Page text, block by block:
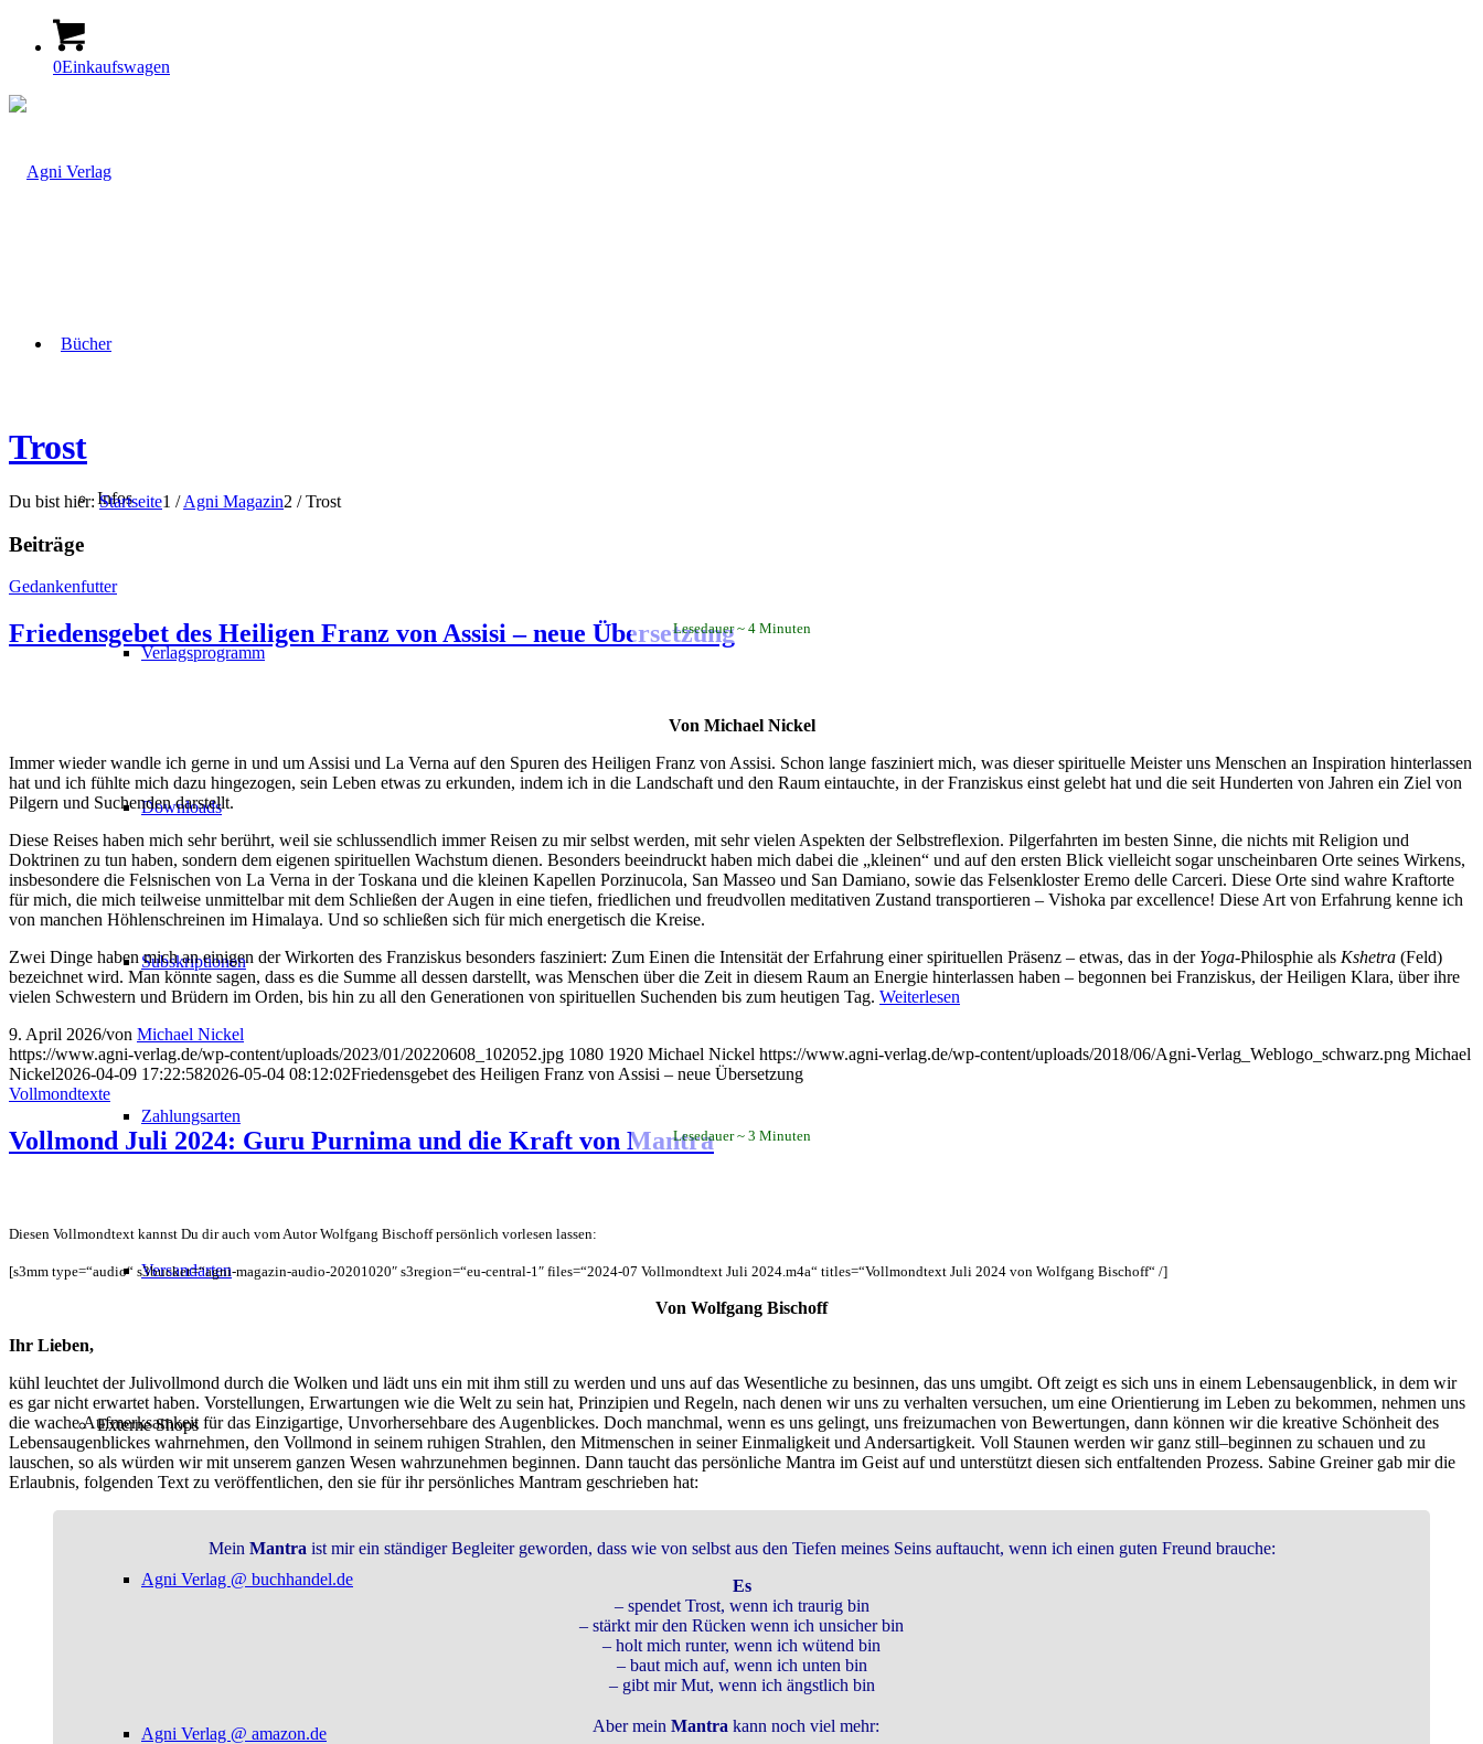
0Einkaufswagen
Bücher
Infos
Verlagsprogramm
Downloads
Subskriptionen
Zahlungsarten
Versandarten
Externe Shops
Agni Verlag @ buchhandel.de
Agni Verlag @ amazon.de
Trost
Du bist hier: Startseite1 / Agni Magazin2 / Trost
Beiträge
Gedankenfutter
Friedensgebet des Heiligen Franz von Assisi – neue Übersetzung
Lesedauer 4 Minuten
Von Michael Nickel
Immer wieder wandle ich gerne in und um Assisi und La Verna auf den Spuren des Heiligen Franz von Assisi. Schon lange fasziniert mich, was dieser spirituelle Meister uns Menschen an Inspiration hinterlassen
hat und ich fühlte mich dazu hingezogen, sein Leben etwas zu erkunden, indem ich in die Landschaft und den Raum eintauchte, in der Franziskus einst gelebt hat und die seit Hunderten von Jahren ein Ziel von
Pilgern und Suchenden darstellt.
Diese Reises haben mich sehr berührt, weil sie schlussendlich immer Reisen zu mir selbst werden, mit sehr vielen Aspekten der Selbstreflexion. Pilgerfahrten im besten Sinne, die nichts mit Religion und
Doktrinen zu tun haben, sondern dem eigenen spirituellen Wachstum dienen. Besonders beeindruckt haben mich dabei die „kleinen“ und auf den ersten Blick vielleicht sogar unscheinbaren Orte seines Wirkens,
insbesondere die Felsnischen von La Verna in der Toskana und die kleinen Kapellen Porzinucola, San Masseo und San Damiano, sowie das Felsenkloster Eremo delle Carceri. Diese Orte sind wahre Kraftorte
für mich, die mich teilweise unmittelbar mit dem Schließen der Augen in eine tiefen, friedlichen und freudvollen meditativen Zustand transportieren – Vishoka par excellence! Diese Art von Erfahrung kenne ich
von manchen Höhlenschreinen im Himalaya. Und so schließen sich für mich energetisch die Kreise.
Zwei Dinge haben mich an einigen der Wirkorten des Franziskus besonders fasziniert: Zum Einen die Intensität der Erfahrung einer spirituellen Präsenz – etwas, das in der Yoga-Philosphie als Kshetra (Feld)
bezeichnet wird. Man könnte sagen, dass es die Summe all dessen darstellt, was Menschen über die Zeit in diesem Raum an Energie hinterlassen haben – begonnen bei Franziskus, der Heiligen Klara, über ihre
vielen Schwestern und Brüdern im Orden, bis hin zu all den Generationen von spirituellen Suchenden bis zum heutigen Tag. Weiterlesen
9. April 2026/von Michael Nickel
https://www.agni-verlag.de/wp-content/uploads/2023/01/20220608_102052.jpg 1080 1920 Michael Nickel https://www.agni-verlag.de/wp-content/uploads/2018/06/Agni-Verlag_Weblogo_schwarz.png Michael
Nickel2026-04-09 17:22:582026-05-04 08:12:02Friedensgebet des Heiligen Franz von Assisi – neue Übersetzung
Vollmondtexte
Vollmond Juli 2024: Guru Purnima und die Kraft von Mantra
Lesedauer 3 Minuten
Diesen Vollmondtext kannst Du dir auch vom Autor Wolfgang Bischoff persönlich vorlesen lassen:
[s3mm type=“audio“ s3bucket=“agni-magazin-audio-20201020″ s3region=“eu-central-1″ files=“2024-07 Vollmondtext Juli 2024.m4a“ titles=“Vollmondtext Juli 2024 von Wolfgang Bischoff“ /]
Von Wolfgang Bischoff
Ihr Lieben,
kühl leuchtet der Julivollmond durch die Wolken und lädt uns ein mit ihm still zu werden und uns auf das Wesentliche zu besinnen, das uns umgibt. Oft zeigt es sich uns in einem Lebensaugenblick, in dem wir
es gar nicht erwartet haben. Vorstellungen, Erwartungen wie die Welt zu sein hat, Prinzipien und Regeln, nach denen wir uns zu verhalten versuchen, um eine Orientierung im Leben zu bekommen, nehmen uns
die wache Aufmerksamkeit für das Einzigartige, Unvorhersehbare des Augenblickes. Doch manchmal, wenn es uns gelingt, uns freizumachen von Bewertungen, dann können wir die kreative Schönheit des
Lebensaugenblickes wahrnehmen, den Vollmond in seinem ruhigen Strahlen, den Mitmenschen in seiner Einmaligkeit und Andersartigkeit. Voll Staunen werden wir ganz still–beginnen zu schauen und zu
lauschen, so als würden wir mit unserem ganzen Wesen wahrzunehmen beginnen. Dann taucht das persönliche Mantra im Geist auf und unterstützt diesen sich entfaltenden Prozess. Sabine Greiner gab mir die
Erlaubnis, folgenden Text zu veröffentlichen, den sie für ihr persönliches Mantram geschrieben hat:
Mein Mantra ist mir ein ständiger Begleiter geworden, dass wie von selbst aus den Tiefen meines Seins auftaucht, wenn ich einen guten Freund brauche:
Es
– spendet Trost, wenn ich traurig bin
– stärkt mir den Rücken wenn ich unsicher bin
– holt mich runter, wenn ich wütend bin
– baut mich auf, wenn ich unten bin
– gibt mir Mut, wenn ich ängstlich bin
Aber mein Mantra kann noch viel mehr: